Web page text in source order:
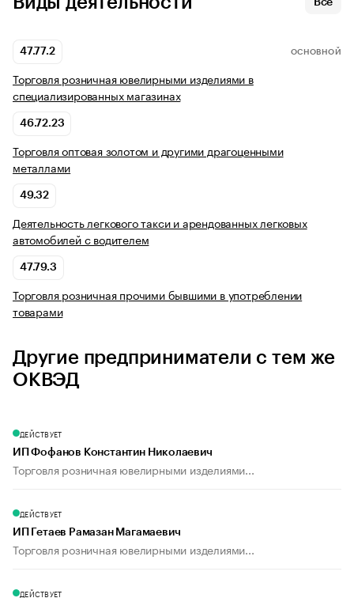
Все
47.77.2 ОСНОВНОЙ
Торговля розничная ювелирными изделиями в
специализированных магазинах
46.72.23
Торговля оптовая золотом и другими драгоценными
металлами
49.32
Деятельность легкового такси и арендованных легковых
автомобилей с водителем
47.79.3
Торговля розничная прочими бывшими в употреблении
товарами
Другие предприниматели с тем же
ОКВЭД
ДЕЙСТВУЕТ
ИП Фофанов Константин Николаевич
Торговля розничная ювелирными изделиями...
ДЕЙСТВУЕТ
ИП Гетаев Рамазан Магамаевич
Торговля розничная ювелирными изделиями...
ДЕЙСТВУЕТ